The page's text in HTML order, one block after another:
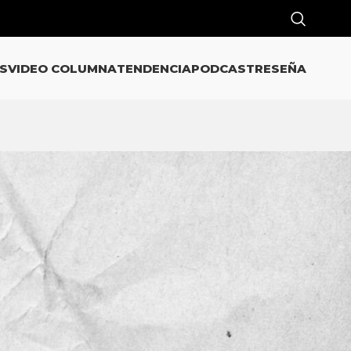
VIDEO COLUMNATENDENCIAPODCASTRESEÑA